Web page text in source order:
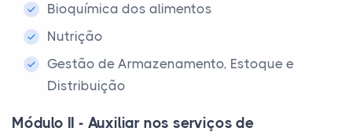
Bioquímica dos alimentos
Nutrição
Gestão de Armazenamento, Estoque e
Distribuição
Módulo II - Auxiliar nos serviços de